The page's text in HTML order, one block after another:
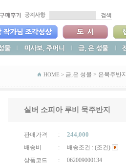
HOME > 금,은 성물 > 은묵주반지
실버 소피아 루비 묵주반지
판매가격 : 244,000
배송비 :
배송조건 : (조건)
상품코드
:
062009000134